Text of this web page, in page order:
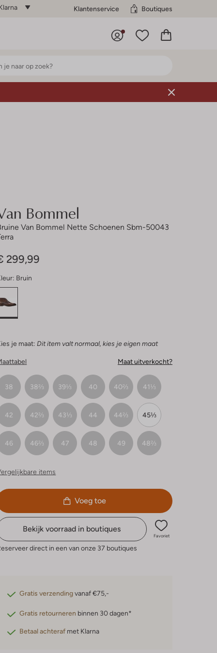
Klantenservice Boutiques
Bommel
Van Bommel Nette Schoenen Sbm-50043
299,99
Bruin
je maat: Dit item valt normaal, kies je eigen maat
Maat uitverkocht?
38 38⅔ 39⅓ 40 40⅔ 41⅓
42 42⅔ 43⅓ 44 44⅔ 45⅓
46 46⅔ 47 48 49 48⅔
items
Voeg toe
Bekijk voorraad in boutiques
Favoriet
direct in een van onze 37 boutiques
Gratis verzendingvanaf €75,-
Gratis retourneren binnen 30 dagen*
Betaal achteraf met Klarna